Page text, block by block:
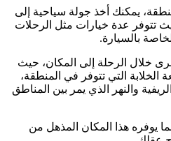
يمكنك أخذ جولة سياحية إلى
تتوفر عدة خيارات مثل الرحلات
بالسيارة.
خلال الرحلة إلى المكان، حيث
التي تتوفر في المنطقة،
والنهر الذي يمر بين المناطق
يوفره هذا المكان المذهل من